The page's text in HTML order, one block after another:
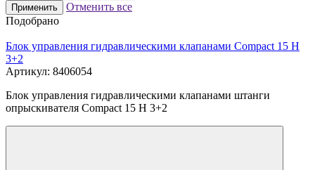
Применить
Отменить все
Подобрано
Блок управления гидравлическими клапанами Compact 15 H
3+2
Артикул: 8406054
Блок управления гидравлическими клапанами штанги
опрыскивателя Compact 15 H 3+2